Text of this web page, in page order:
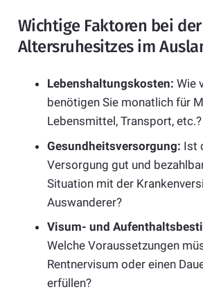
Wichtige Faktoren bei
Altersruhesitzes im
Lebenshaltungskosten: Wie
benötigen Sie monatlich für
Lebensmittel, Transport, etc.?
Gesundheitsversorgung: Ist
Versorgung gut und
Situation mit der
Auswanderer?
Visum- und
Welche Voraussetzungen
Rentnervisum oder einen
erfüllen?